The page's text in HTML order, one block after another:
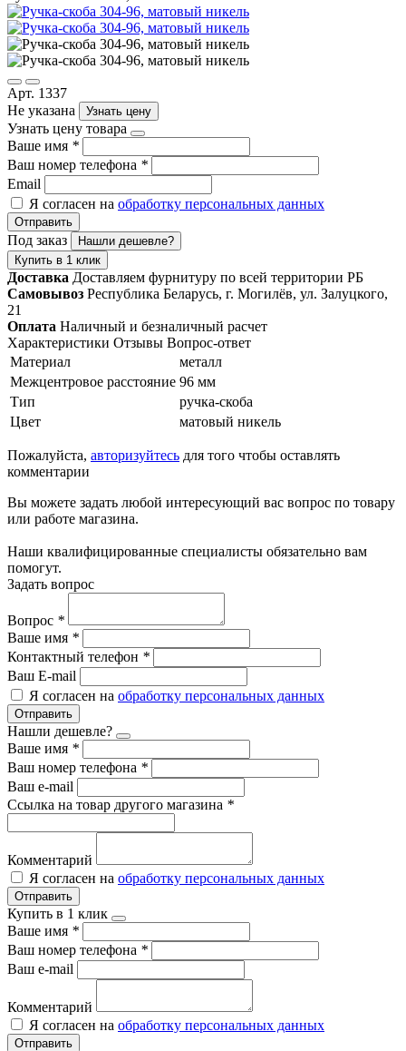
Арт. 1337
Не указана
Узнать цену
Узнать цену товара
Ваше имя *
Ваш номер телефона *
Email
Я согласен на обработку персональных данных
Отправить
Под заказ
Нашли дешевле?
Купить в 1 клик
Доставка Доставляем фурнитуру по всей территории РБ
Самовывоз Республика Беларусь, г. Могилёв, ул. Залуцкого,
21
Оплата Наличный и безналичный расчет
Характеристики Отзывы Вопрос-ответ
Материал
металл
Межцентровое расстояние 96 мм
Тип
ручка-скоба
Цвет
матовый никель
Пожалуйста, авторизуйтесь для того чтобы оставлять
комментарии
Вы можете задать любой интересующий вас вопрос по товару
или работе магазина.
Наши квалифицированные специалисты обязательно вам
помогут.
Задать вопрос
Вопрос *
Ваше имя *
Контактный телефон *
Ваш E-mail
Я согласен на обработку персональных данных
Отправить
Нашли дешевле?
Ваше имя *
Ваш номер телефона *
Ваш e-mail
Ссылка на товар другого магазина *
Комментарий
Я согласен на обработку персональных данных
Отправить
Купить в 1 клик
Ваше имя *
Ваш номер телефона *
Ваш e-mail
Комментарий
Я согласен на обработку персональных данных
Отправить